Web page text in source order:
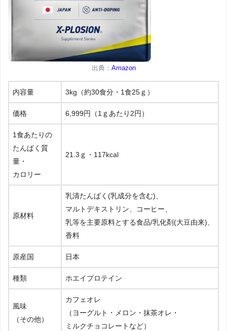
出典： Amazon
内容量 3kg（約30食分・1食25ｇ）
価格 6,999円（1ｇあたり2円）
1食あたりの
たんぱく質
量・
カロリー
21.3ｇ・117kcal
原材料
乳清たんぱく(乳成分を含む)、
マルトデキストリン、コーヒー、
乳等を主要原料とする食品/乳化剤(大豆由来)、
香料
原産国 日本
種類 ホエイプロテイン
風味
（その他）
カフェオレ
（ヨーグルト・メロン・抹茶オレ・
ミルクチョコレートなど）